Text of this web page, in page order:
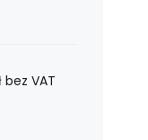
bez VAT